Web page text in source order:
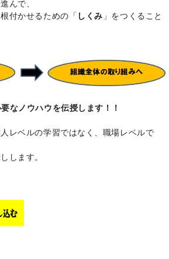
んで、
付かせるための「 しくみ 」をつくること
なノウハウを伝授します！！
レベルの学習ではなく、職場レベルで
します。